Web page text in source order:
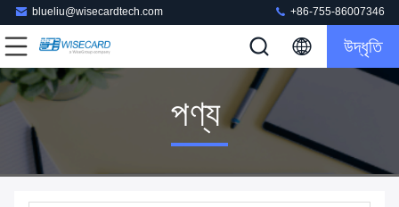
blueliu@wisecardtech.com +86-755-86007346
উদ্ধৃতি
পণ্য